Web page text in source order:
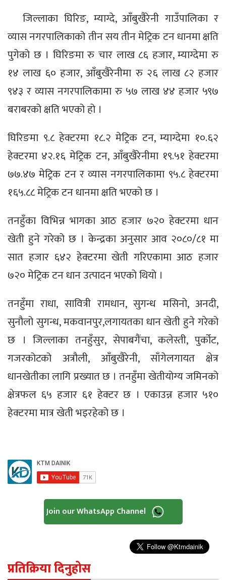
जिल्लाका घिरिङ, म्याग्दे, आँबुखैरेनी गाउँपालिका र
व्यास नगरपालिकाको तीन सय तीन मेट्रिक टन धानमा क्षति
पुगेको छ । घिरिङमा रु चार लाख ८६ हजार, म्याग्देमा रु
१४ लाख ६० हजार, आँबुखैरेनीमा रु २६ लाख ८२ हजार
९४३ र व्यास नगरपालिकामा रु ५७ लाख ४४ हजार ५९७
बराबरको क्षति भएको हो ।
घिरिङमा ९.८ हेक्टरमा १८.२ मेट्रिक टन, म्याग्देमा १०.६२
हेक्टरमा ४२.१६ मेट्रिक टन, आँबुखैरेनीमा १९.५१ हेक्टरमा
७७.४७ मेट्रिक टन र व्यास नगरपालिकामा ९५.८ हेक्टरमा
१६५.८८ मेट्रिक टन धानमा क्षति भएको छ ।
तनहुँका विभिन्न भागका आठ हजार ७२० हेक्टरमा धान
खेती हुने गरेको छ । केन्द्रका अनुसार आव २०८०/८१ मा
सात हजार ६४२ हेक्टरमा खेती गरिएकामा आठ हजार
७२० मेट्रिक टन धान उत्पादन भएको थियो ।
तनहुँमा राधा, सावित्री रामधान, सुगन्ध मसिनो, अनदी,
सुनौलो सुगन्ध, मकवानपुर,लगायतका धान खेती हुने गरेको
छ । जिल्लाका तनहुँसुर, सेपाबगैंचा, कलेस्ती, पुर्कोट,
गजरकोटको अत्रौली, आँबुखैरेनी, साँगेलगायत क्षेत्र
धानखेतीका लागि प्रख्यात छ । तनहुँमा खेतीयोग्य जमिनको
क्षेत्रफल ६५ हजार ६१ हेक्टर छ । एकाउन्न हजार ५१०
हेक्टरमा मात्र खेती भइरहेको छ ।
Join our WhatsApp Channel
प्रतिक्रिया दिनुहोस